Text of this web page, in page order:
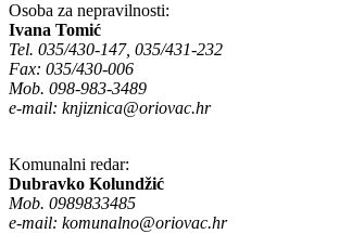
Osoba za nepravilnosti:
Ivana Tomić
Tel. 035/430-147, 035/431-232
Fax: 035/430-006
Mob. 098-983-3489
e-mail: knjiznica@oriovac.hr
Komunalni redar:
Dubravko Kolundžić
Mob. 0989833485
e-mail: komunalno@oriovac.hr